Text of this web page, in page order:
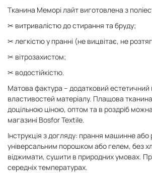
Тканина Меморі лайт виготовлена ​​з
✂ витривалістю до стирання та бруду;
✂ легкістю у пранні (не вицвітає, не
✂ вітрозахистом;
✂ водостійкістю.
Матова фактура – ​​додатковий
властивостей матеріалу. Плащова
доцільною ціною, оптом та в роздріб
магазині Bosfor Textile.
Інструкція з догляду: прання машинне або
універсальним порошком або гелем, без
віджимати, сушити в природних умовах.
середніх температурах.